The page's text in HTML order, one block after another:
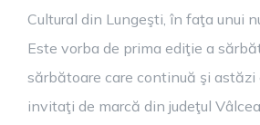
Cultural din Lungeşti, în faţa unui
Este vorba de prima ediţie a
sărbătoare care continuă şi astăzi
invitaţi de marcă din judeţul